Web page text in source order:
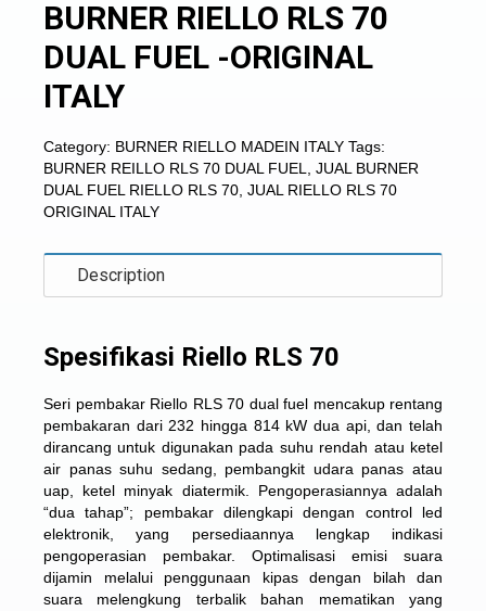
BURNER RIELLO RLS 70
DUAL FUEL -ORIGINAL
ITALY
Category: BURNER RIELLO MADEIN ITALY Tags:
BURNER REILLO RLS 70 DUAL FUEL
JUAL BURNER
DUAL FUEL RIELLO RLS 70 JUAL RIELLO RLS 70
ORIGINAL ITALY
Description
Spesifikasi Riello RLS 70
Seri pembakar Riello RLS 70 dual fuel mencakup rentang
pembakaran dari 232 hingga 814 kW dua api, dan telah
dirancang untuk digunakan pada suhu rendah atau ketel
air panas suhu sedang, pembangkit udara panas atau
uap, ketel minyak diatermik. Pengoperasiannya adalah
“dua tahap”; pembakar dilengkapi dengan control led
elektronik, yang persediaannya lengkap indikasi
pengoperasian pembakar. Optimalisasi emisi suara
dijamin melalui penggunaan kipas dengan bilah dan
suara melengkung terbalik bahan mematikan yang